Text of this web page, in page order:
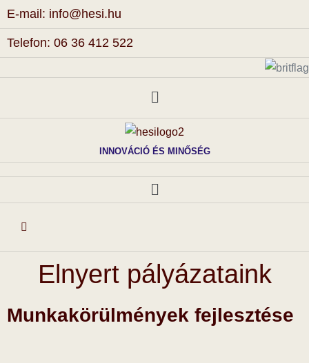
E-mail: info@hesi.hu
Telefon: 06 36 412 522
INNOVÁCIÓ ÉS MINŐSÉG
Elnyert pályázataink
Munkakörülmények fejlesztése